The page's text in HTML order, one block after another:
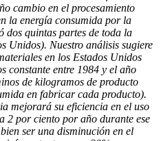
cambio en el procesamiento
la energía consumida por la
dos quintas partes de toda la
Unidos). Nuestro aná­li­sis sugiere
en los Estados Unidos
constante entre 1984 y el año
de kilogramos de producto
en fabricar cada producto).
mejorará su eficiencia en el uso
2 por ciento por año durante ese
ser una disminución en el